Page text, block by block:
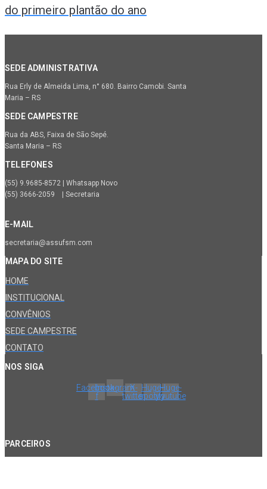
do primeiro plantão do ano
SEDE ADMINISTRATIVA
Rua Erly de Almeida Lima, n° 680. Bairro Camobi. Santa
Maria – RS
SEDE CAMPESTRE
Rua da ABS, Faixa de São Sepé.
Santa Maria – RS
TELEFONES
(55) 9.9685-8572 | Whatsapp Novo
(55) 3666-2059 | Secretaria
E-MAIL
secretaria@assufsm.com
MAPA DO SITE
HOME
INSTITUCIONAL
CONVÊNIOS
SEDE CAMPESTRE
CONTATO
NOS SIGA
Facebook-
f
InstagramX-
twitter
Huge-
spotify
Huge-
youtube
PARCEIROS